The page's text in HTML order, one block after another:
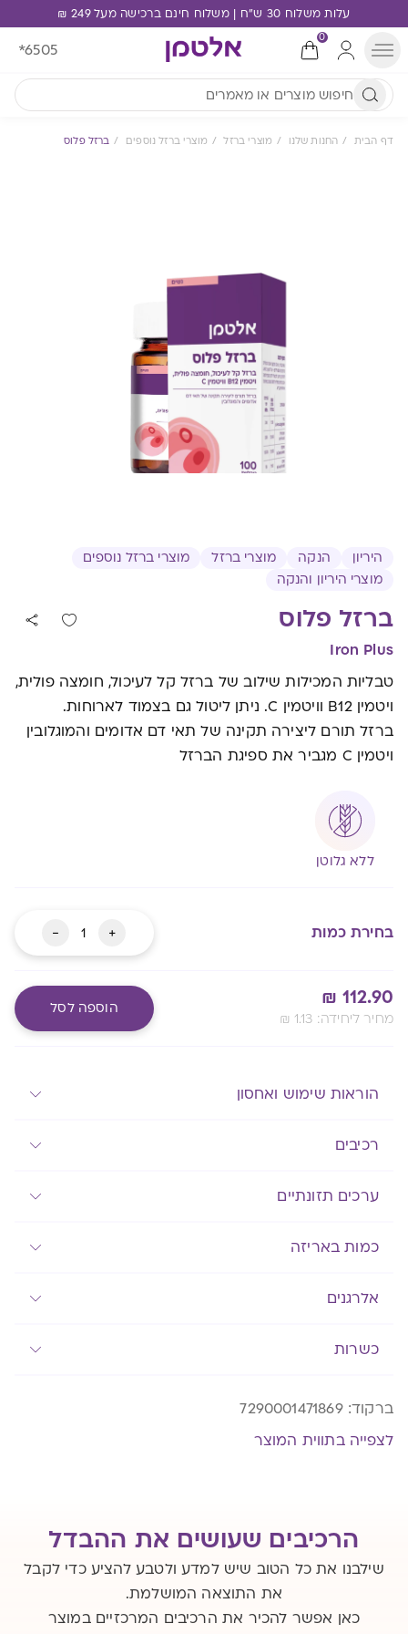
עלות משלוח 30 ש"ח | משלוח חינם ברכישה מעל 249 ₪
0
*6505
דף הבית החנות שלנו מוצרי ברזל מוצרי ברזל נוספים ברזל פלוס
היריון הנקה מוצרי ברזל
מוצרי ברזל נוספים
מוצרי היריון והנקה
ברזל פלוס
Iron Plus
טבליות המכילות שילוב של ברזל קל לעיכול, חומצה פולית,
ויטמין B12 וויטמין C. ניתן ליטול גם בצמוד לארוחות.
ברזל תורם ליצירה תקינה של תאי דם אדומים והמוגלובין
ויטמין C מגביר את ספיגת הברזל
ללא גלוטן
בחירת כמות +
כמות
של
ברזל
פלוס
-
₪ 112.90
₪ 1.13 :מחיר ליחידה
הוספה לסל
הוראות שימוש ואחסון
רכיבים
ערכים תזונתיים
כמות באריזה
אלרגנים
כשרות
ברקוד:7290001471869
לצפייה בתווית המוצר
הרכיבים שעושים את ההבדל
שילבנו את כל הטוב שיש למדע ולטבע להציע כדי לקבל
את התוצאה המושלמת.
כאן אפשר להכיר את הרכיבים המרכזיים במוצר